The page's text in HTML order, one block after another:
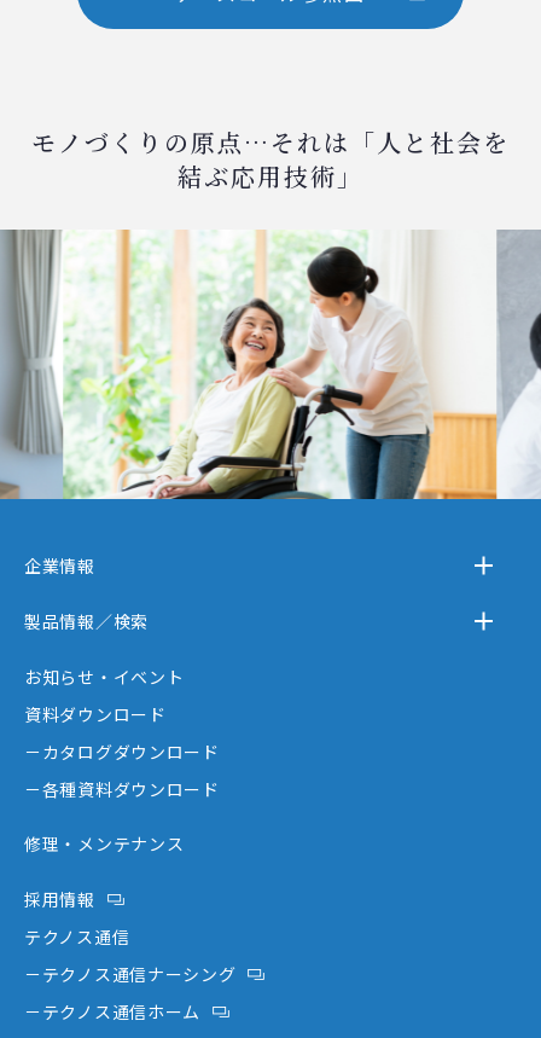
モノづくりの原点…それは「人と社会を
結ぶ応用技術」
企業情報
－企業情報
－テクノスジャパンが選ばれる理由
－創業者大西秀憲ヒストリー
製品情報／検索
お知らせ・イベント
資料ダウンロード
－カタログダウンロード
－各種資料ダウンロード
修理・メンテナンス
採用情報
テクノス通信
－テクノス通信ナーシング
－テクノス通信ホーム